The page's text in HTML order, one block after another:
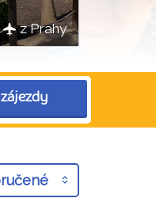
z Prahy